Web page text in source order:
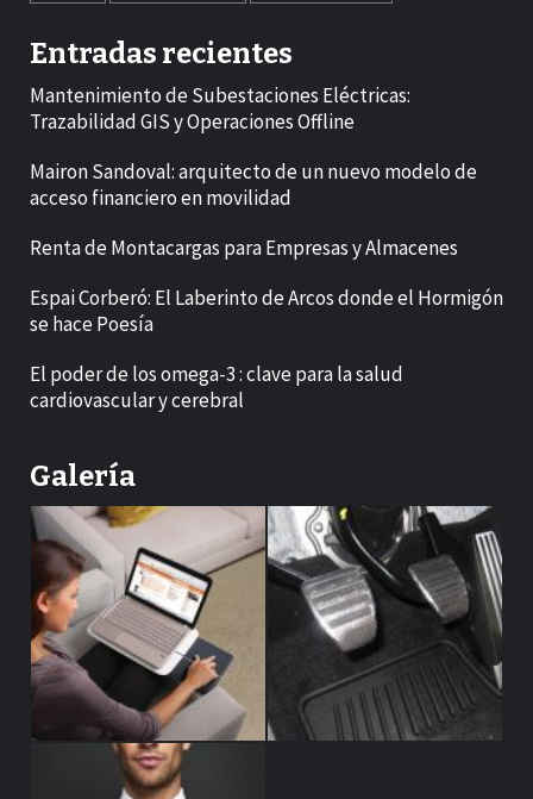
Entradas recientes
Mantenimiento de Subestaciones Eléctricas:
Trazabilidad GIS y Operaciones Offline
Mairon Sandoval: arquitecto de un nuevo modelo de
acceso financiero en movilidad
Renta de Montacargas para Empresas y Almacenes
Espai Corberó: El Laberinto de Arcos donde el Hormigón
se hace Poesía
El poder de los omega-3 : clave para la salud
cardiovascular y cerebral
Galería